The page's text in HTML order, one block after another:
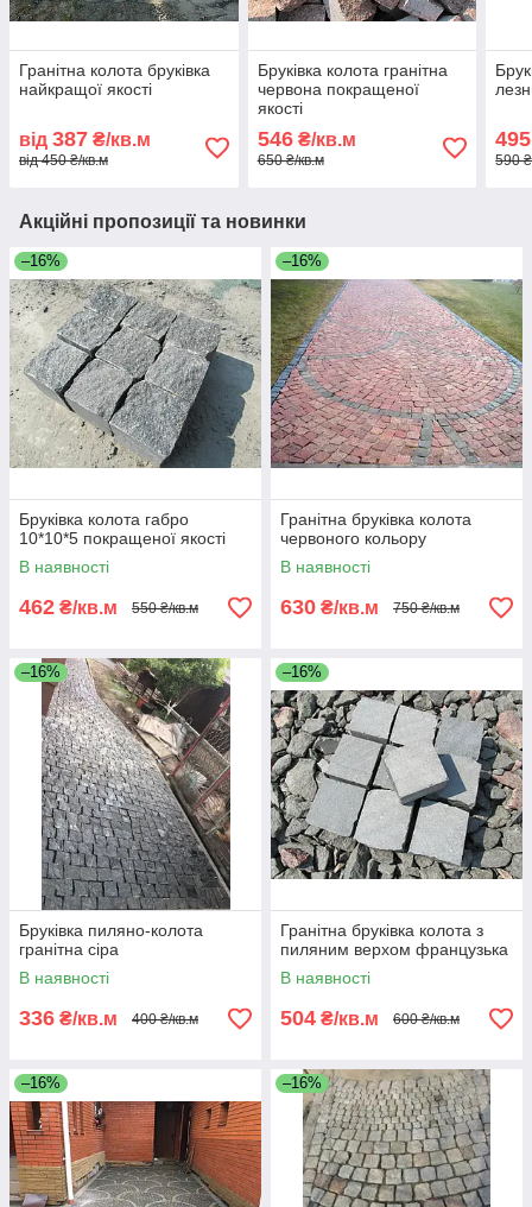
Гранітна колота бруківка
найкращої якості
від 387 ₴/кв.м
від 450 ₴/кв.м
Бруківка колота гранітна
червона покращеної
якості
546₴/кв.м
650 ₴/кв.м 590
Акційні пропозиції та новинки
–16%
Бруківка колота габро
10*10*5 покращеної якості
В наявності
462 ₴/кв.м 550 ₴/кв.м
–16%
Гранітна бруківка колота
червоного кольору
В наявності
630 ₴/кв.м 750 ₴/кв.м
–16%
Бруківка пиляно-колота
гранітна сіра
В наявності
336 ₴/кв.м 400 ₴/кв.м
–16%
Гранітна бруківка колота з
пиляним верхом французька
В наявності
504 ₴/кв.м 600 ₴/кв.м
–16% –16%